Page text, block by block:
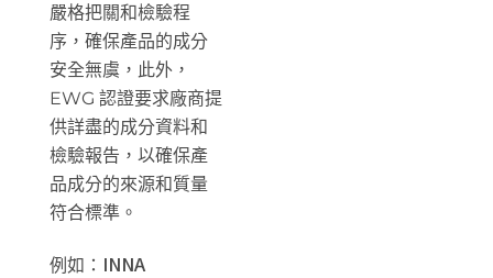
嚴格把關和檢驗程
序，確保產品的成分
安全無虞，此外，
EWG 認證要求廠商提
供詳盡的成分資料和
檢驗報告，以確保產
品成分的來源和質量
符合標準。
例如： INNA